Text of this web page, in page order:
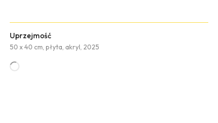
Uprzejmość
50 x 40 cm, płyta, akryl, 2025